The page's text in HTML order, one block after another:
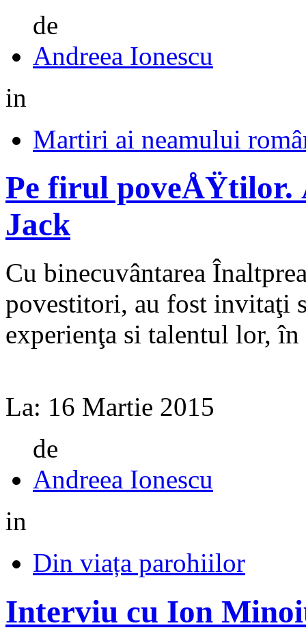
de
Andreea Ionescu
in
Martiri ai neamului
Pe firul
Jack
Cu binecuvântarea
povestitori, au fost invitaţi
experienţa si talentul lor,
La: 16 Martie 2015
de
Andreea Ionescu
in
Din viața parohiilor
Interviu cu Ion